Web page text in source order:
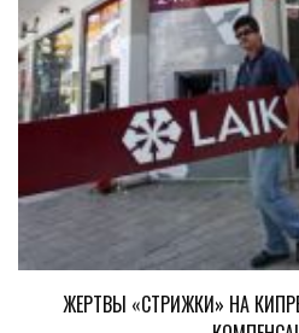
ЖЕРТВЫ «СТРИЖКИ» НА